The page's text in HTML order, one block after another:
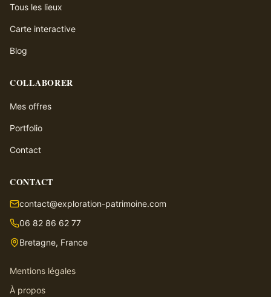
Tous les lieux
Carte interactive
Blog
COLLABORER
Mes offres
Portfolio
Contact
CONTACT
contact@exploration-patrimoine.com
06 82 86 62 77
Bretagne, France
Mentions légales
À propos